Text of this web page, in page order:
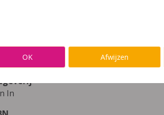
In
OK Afwijzen